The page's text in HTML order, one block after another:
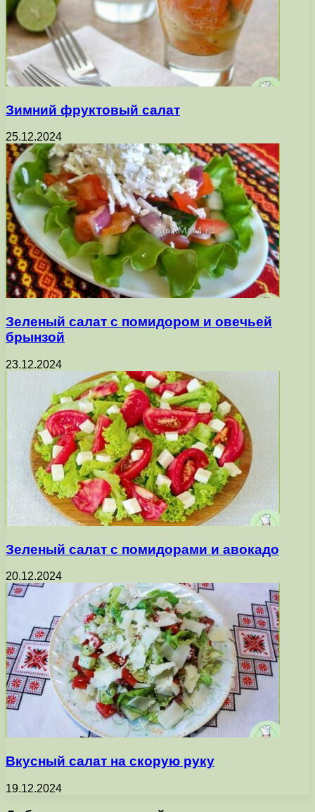
Зимний фруктовый салат
25.12.2024
Зеленый салат с помидором и овечьей
брынзой
23.12.2024
Зеленый салат с помидорами и авокадо
20.12.2024
Вкусный салат на скорую руку
19.12.2024